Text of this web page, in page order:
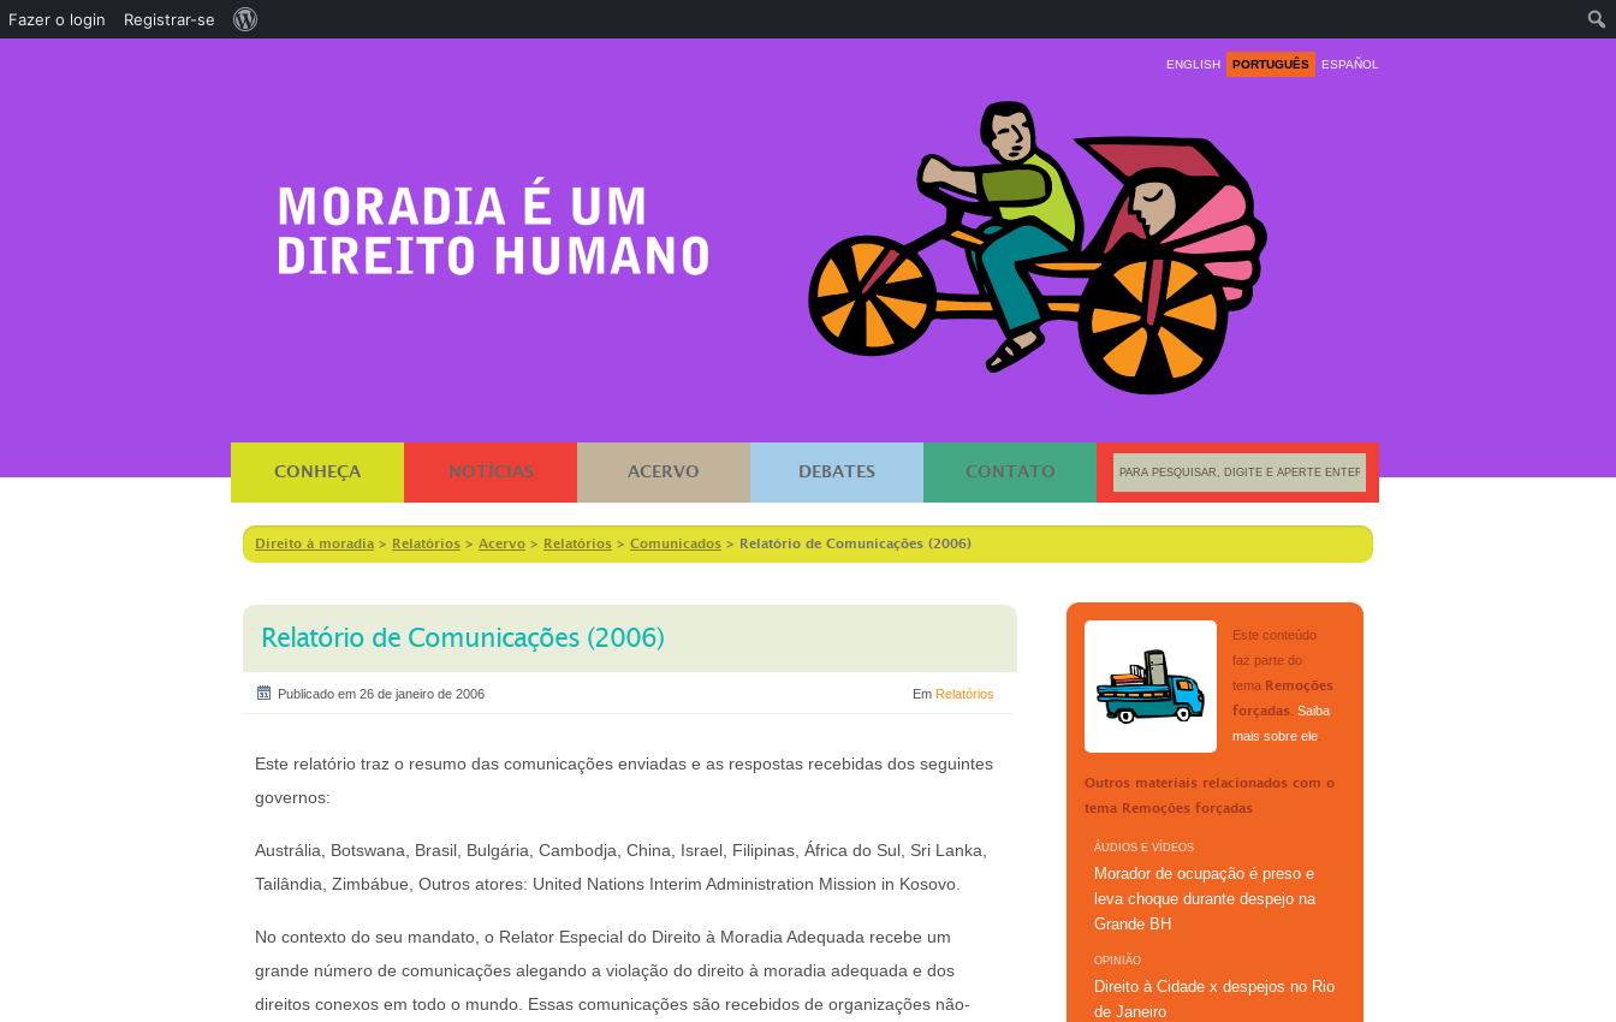
ENGLISH PORTUGUÊS ESPAÑOL
CONHEÇA NOTÍCIAS ACERVO DEBATES CONTATO
Direito à moradia > Relatórios > Acervo > Relatórios > Comunicados > Relatório de Comunicações (2006)
Relatório de Comunicações (2006)
Publicado em 26 de janeiro de 2006 Em Relatórios
Este relatório traz o resumo das comunicações enviadas e as respostas recebidas dos seguintes
governos:
Austrália, Botswana, Brasil, Bulgária, Cambodja, China, Israel, Filipinas, África do Sul, Sri Lanka,
Tailândia, Zimbábue, Outros atores: United Nations Interim Administration Mission in Kosovo.
No contexto do seu mandato, o Relator Especial do Direito à Moradia Adequada recebe um
grande número de comunicações alegando a violação do direito à moradia adequada e dos
direitos conexos em todo o mundo. Essas comunicações são recebidos de organizações não-
Este conteúdo
faz parte do
tema Remoções
forçadas Saiba
mais sobre ele
Outros materiais relacionados com o
tema Remoções forçadas
ÁUDIOS E VÍDEOS
Morador de ocupação é preso e
leva choque durante despejo na
Grande BH
OPINIÃO
Direito à Cidade x despejos no Rio
de Janeiro
Fazer o login Registrar-se